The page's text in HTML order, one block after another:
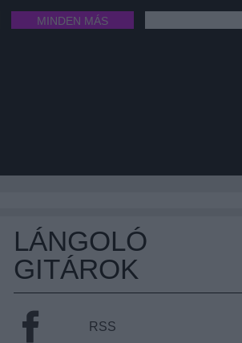
MINDEN MÁS
LÁNGOLÓ
GITÁROK
RSS